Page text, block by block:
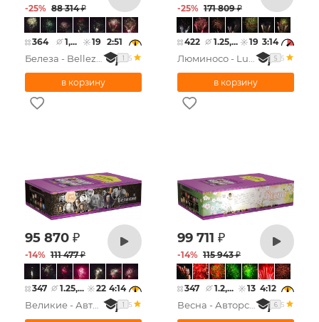
-25% 88 314₽
364 1,... 19 2:51
1 5
-25% 171 809₽
422 1.25,... 19 3:14
5 5
95 870 ₽
-14% 111 477₽
347 1.25,... 22 4:14
1 5
99 711 ₽
-14% 115 943₽
347 1.2,... 13 4:12
6 5